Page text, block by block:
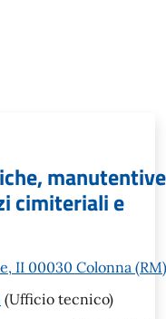
manutentive
cimiteriali e
II 00030 Colonna (RM)
(Ufficio tecnico)